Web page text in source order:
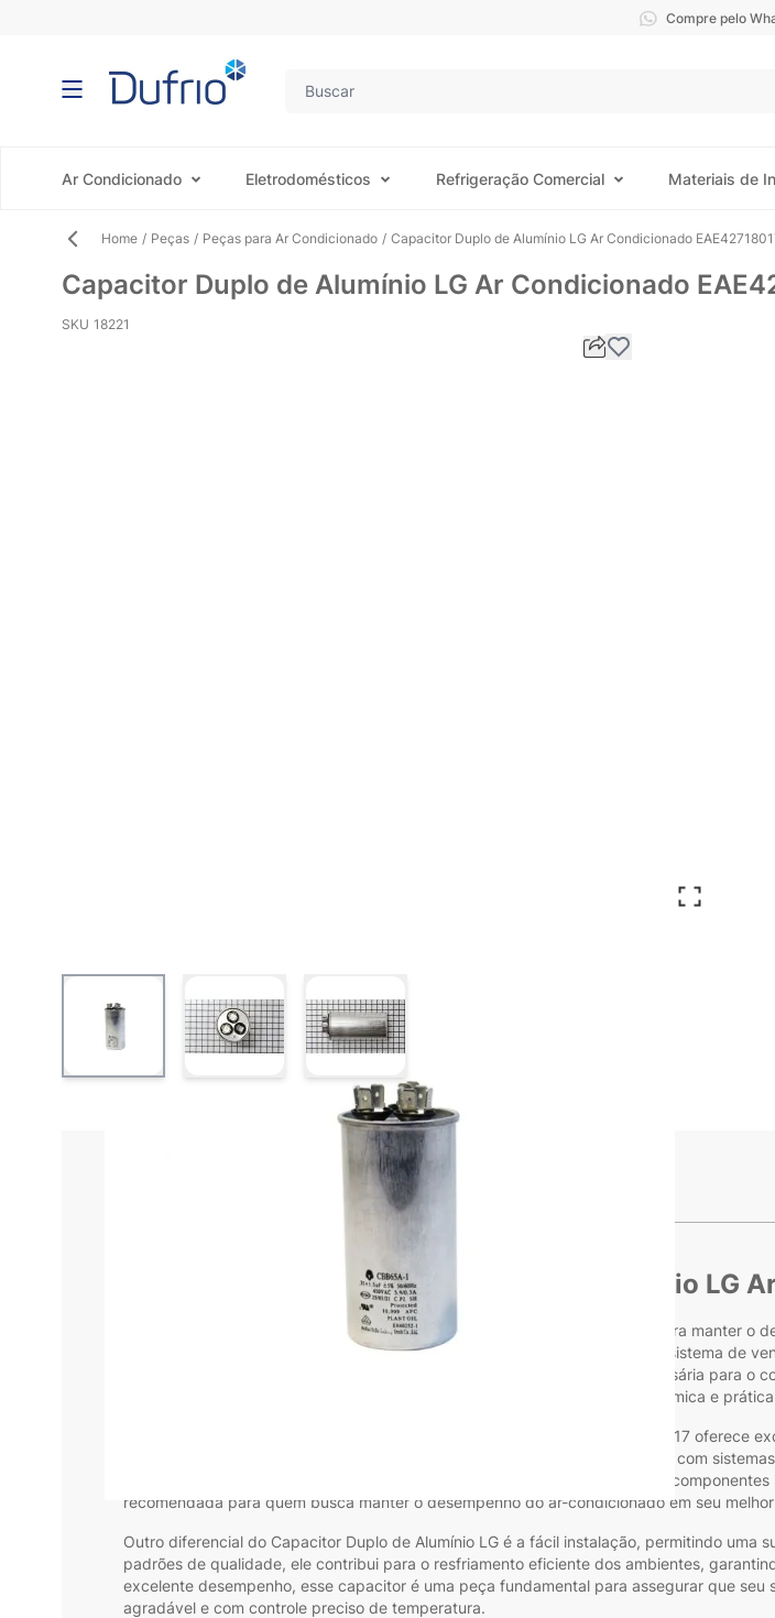
Compre pelo
Ar Condicionado Eletrodomésticos Refrigeração Comercial Materiais de
Home / Peças / Peças para Ar Condicionado / Capacitor Duplo de Alumínio LG Ar Condicionado
Capacitor Duplo de Alumínio LG Ar Condicionado
SKU 18221
Capacitor Duplo de Alumínio LG
O Capacitor Duplo de Alumínio LG EAE42718017 é uma solução essencial para manter
compacto e robusto, ele é projetado para atuar diretamente no controle do sistema de
Este capacitor trabalha em duas capacidades, otimizando a potência necessária para
aparelho e ajuda a reduzir o consumo de energia, sendo uma escolha econômica e
Fabricado com alumínio de alta qualidade, o Capacitor Duplo LG EAE42718017
altas cargas elétricas de forma contínua e segura. Este modelo é compatível com
ajudando a evitar sobrecargas e mantendo o funcionamento adequado dos
recomendada para quem busca manter o desempenho do ar-condicionado em seu
Outro diferencial do Capacitor Duplo de Alumínio LG é a fácil instalação, permitindo
padrões de qualidade, ele contribui para o resfriamento eficiente dos ambientes,
excelente desempenho, esse capacitor é uma peça fundamental para assegurar que
agradável e com controle preciso de temperatura.
Características técnicas